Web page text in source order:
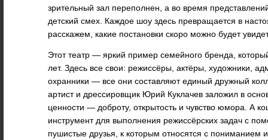
зрительный зал переполнен, а во время
детский смех. Каждое шоу здесь превращается в
расскажем, какие постановки скоро можно будет
Этот театр — яркий пример семейного бренда,
лет. Здесь все свои: режиссёры, актёры, художники,
охранники — все они составляют единый дружный
артист и дрессировщик Юрий Куклачев заложил в
ценности — доброту, открытость и чувство юмора. А
инструмент для выполнения режиссёрских задач с
пушистые друзья, к которым относятся с пониманием